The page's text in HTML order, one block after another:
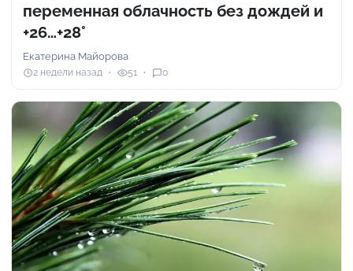
переменная облачность без дождей и
+26…+28°
Екатерина Майорова
2 недели назад 51 0